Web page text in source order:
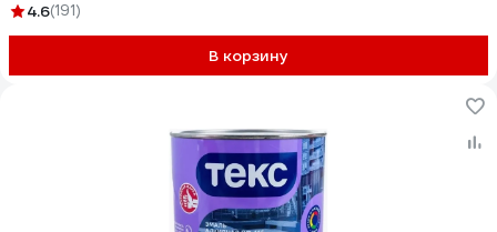
4.6(191)
В корзину